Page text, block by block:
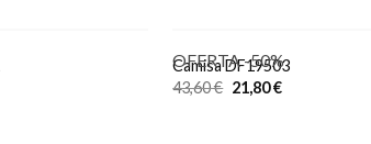
OFERTA -50%
Camisa DF19503
43,60€ 21,80€